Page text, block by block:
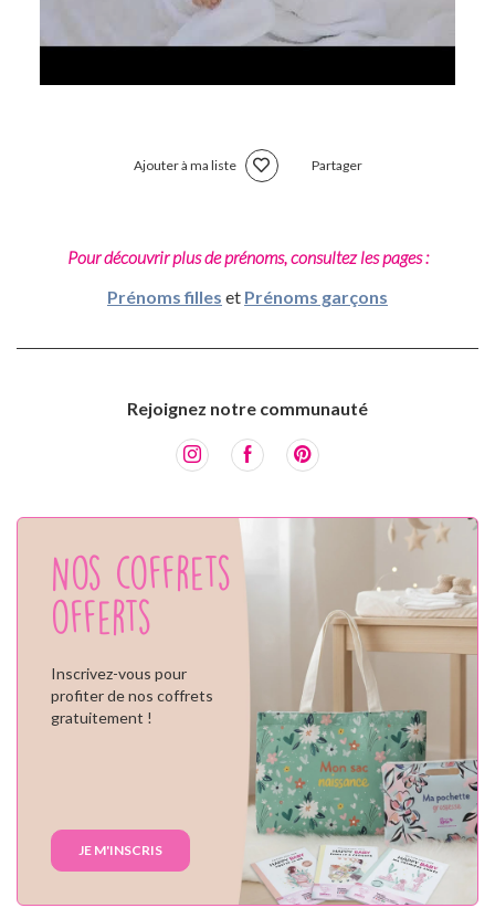
Ajouter à ma liste Partager
Pour découvrir plus de prénoms, consultez les pages :
Prénoms filles et Prénoms garçons
Rejoignez notre communauté
Nos coffrets
offerts
Inscrivez-vous pour
profiter de nos coffrets
gratuitement !
JE M'INSCRIS